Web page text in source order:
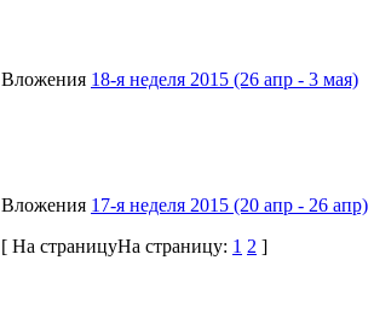
Вложения 18-я неделя 2015 (26 апр - 3 мая)
Вложения 17-я неделя 2015 (20 апр - 26 апр)
[ На страницуНа страницу: 1 2 ]